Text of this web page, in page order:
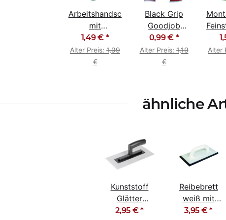
Arbeitshandschuhe
mit
Nitrilbeschichtung
blau /
schwarz
1,49 € *
Alter Preis: 1,99
€
Black Grip
Goodjob
Montagehandschuhe
Arbeitshandschuhe
0,99 € *
Alter Preis:1,19
€
Alter
ähnliche
Kunststoff
Glätter
Glättekelle
2,95 €*
Reibebrett
weiß mit
schwarzem
3,95 €*